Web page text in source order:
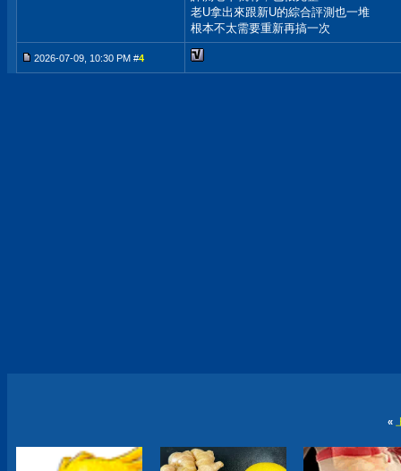
老U拿出來跟新U的綜合評測也一堆
根本不太需要重新再搞一次
2026-07-09, 10:30 PM #4
«